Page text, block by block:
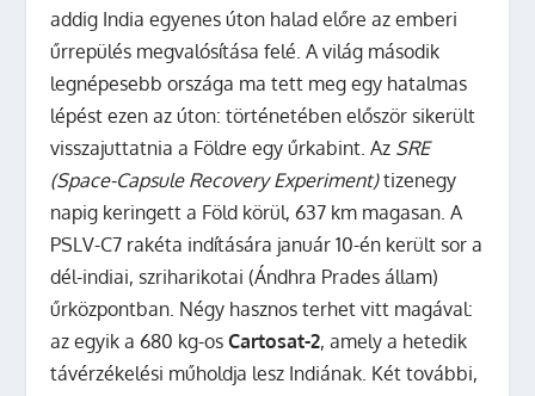
addig India egyenes úton halad előre az emberi
űrrepülés megvalósítása felé. A világ második
legnépesebb országa ma tett meg egy hatalmas
lépést ezen az úton: történetében először sikerült
visszajuttatnia a Földre egy űrkabint. Az SRE
(Space-Capsule Recovery Experiment)tizenegy
napig keringett a Föld körül, 637 km magasan. A
PSLV-C7 rakéta indítására január 10-én került sor a
dél-indiai, szriharikotai (Ándhra Prades állam)
űrközpontban. Négy hasznos terhet vitt magával:
az egyik a 680 kg-osCartosat-2, amely a hetedik
távérzékelési műholdja lesz Indiának. Két további,